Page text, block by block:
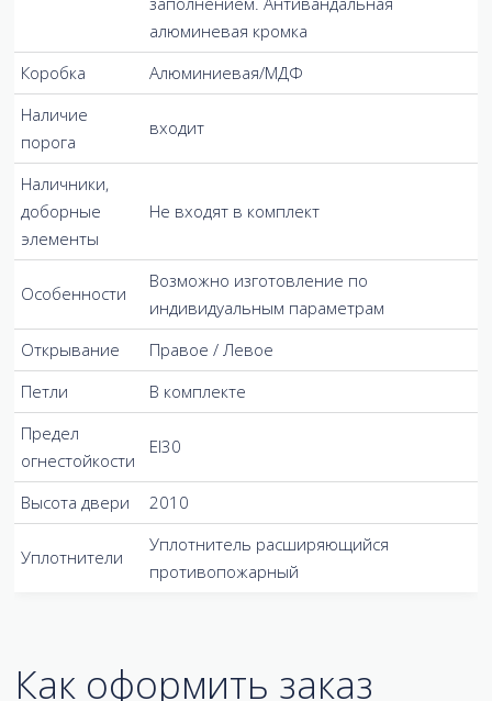
алюминевая кромка
Коробка
Алюминиевая/МДФ
Наличие
порога
входит
Наличники,
доборные
элементы
Не входят в комплект
Особенности
Возможно изготовление по
индивидуальным параметрам
Открывание
Правое / Левое
Петли
В комплекте
Предел
огнестойкости
EI30
Высота двери 2010
Уплотнители
Уплотнитель расширяющийся
противопожарный
Как оформить заказ